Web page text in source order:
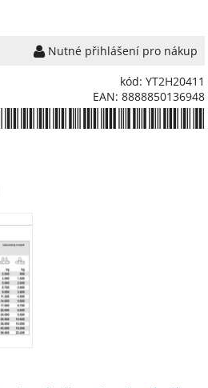
Nutné přihlášení pro nákup
kód: YT2H20411
EAN: 8888850136948